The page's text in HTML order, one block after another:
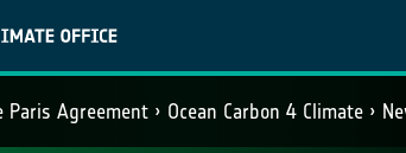
Paris Agreement Ocean Carbon 4 Climate